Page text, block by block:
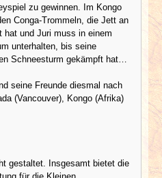
zu gewinnen. Im Kongo
Conga-Trommeln, die Jett an
hat und Juri muss in einem
unterhalten, bis seine
Schneesturm gekämpft hat…
seine Freunde diesmal nach
(Vancouver), Kongo (Afrika)
gestaltet. Insgesamt bietet die